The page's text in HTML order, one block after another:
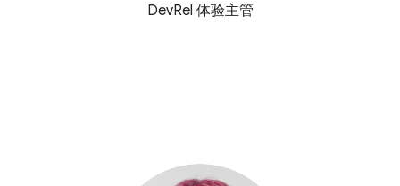
DevRel 体验主管